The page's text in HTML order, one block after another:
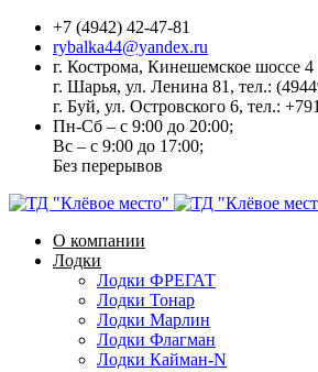
+7 (4942) 42-47-81
rybalka44@yandex.ru
г. Кострома, Кинешемское шоссе 4
г. Шарья, ул. Ленина 81, тел.:
г. Буй, ул. Островского 6, тел.:
Пн-Сб – с 9:00 до 20:00;
Вс – с 9:00 до 17:00;
Без перерывов
О компании
Лодки
Лодки ФРЕГАТ
Лодки Тонар
Лодки Марлин
Лодки Флагман
Лодки Кайман-N